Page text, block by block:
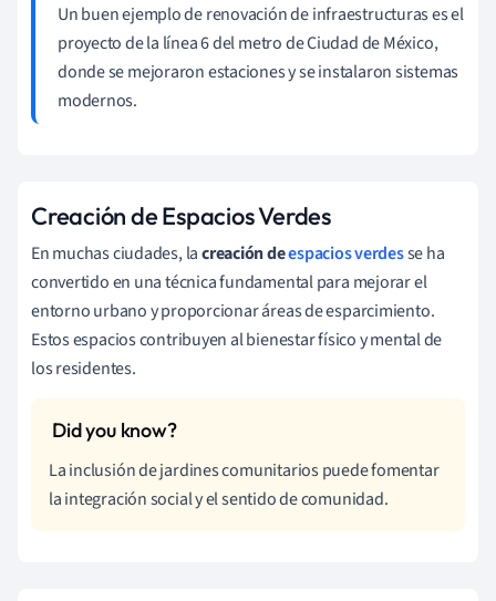
Un buen ejemplo de renovación de infraestructuras es el
proyecto de la línea 6 del metro de Ciudad de México,
donde se mejoraron estaciones y se instalaron sistemas
modernos.
Creación de Espacios Verdes
En muchas ciudades, lacreación deespacios verdesse ha
convertido en una técnica fundamental para mejorar el
entorno urbano y proporcionar áreas de esparcimiento.
Estos espacios contribuyen al bienestar físico y mental de
los residentes.
La inclusión de jardines comunitarios puede fomentar
la integración social y el sentido de comunidad.